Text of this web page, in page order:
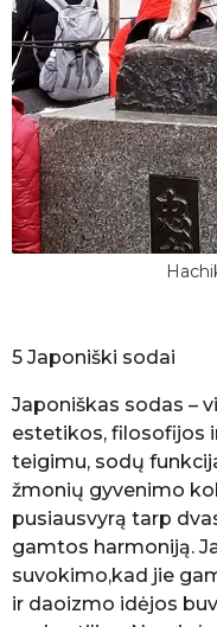
5 Japoniški sodai
Japoniškas sodas –
estetikos, filosofijos
teigimu, sodų
žmonių gyvenimo
pusiausvyrą tarp
gamtos harmoniją.
suvokimo,kad jie
ir daoizmo idėjos